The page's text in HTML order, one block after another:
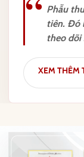
Phẫu
tiên. Đó
theo dõi
XEM THÊM